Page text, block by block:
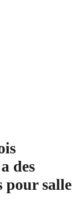
des
pour salle